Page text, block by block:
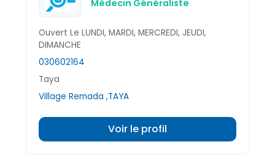
Médecin Généraliste
Ouvert Le LUNDI, MARDI, MERCREDI, JEUDI,
DIMANCHE
030602164
Taya
Village Remada ,TAYA
Voir le profil